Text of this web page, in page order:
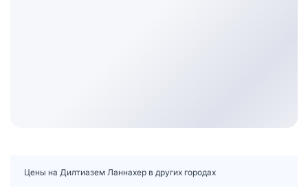
Цены на Дилтиазем Ланнахер в других городах